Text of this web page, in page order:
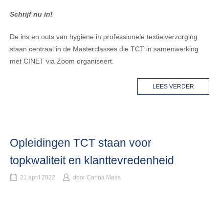
Schrijf nu in!
De ins en outs van hygiëne in professionele textielverzorging
staan centraal in de Masterclasses die TCT in samenwerking
met CINET via Zoom organiseert.
LEES VERDER
Opleidingen TCT staan voor
topkwaliteit en klanttevredenheid
21 april 2022 door Carina Maas